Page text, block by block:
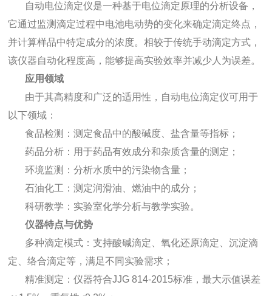
自动电位滴定仪是一种基于电位滴定原理的分析设备，
它通过监测滴定过程中电池电动势的变化来确定滴定终点，
并计算样品中特定成分的浓度。相较于传统手动滴定方式，
该仪器自动化程度高，能够提高实验效率并减少人为误差。
应用领域
由于其高精度和广泛的适用性，自动电位滴定仪可用于
以下领域：
食品检测：测定食品中的酸碱度、盐含量等指标；
药品分析：用于药品有效成分和杂质含量的测定；
环境监测：分析水质中的污染物含量；
石油化工：测定润滑油、燃油中的成分；
科研教学：实验室化学分析与教学实验。
仪器特点与优势
多种滴定模式：支持酸碱滴定、氧化还原滴定、沉淀滴
定、络合滴定等，满足不同实验需求；
精准测定：仪器符合JJG 814-2015标准，最大示值误差